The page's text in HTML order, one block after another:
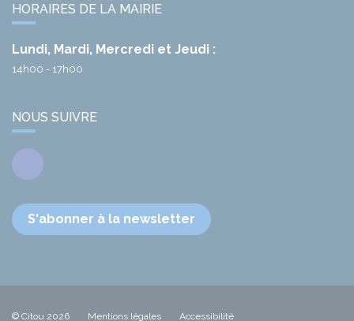
HORAIRES DE LA MAIRIE
Lundi, Mardi, Mercredi et Jeudi :
14h00 - 17h00
NOUS SUIVRE
Facebook
S'abonner à la newsletter
© Citou 2026 Mentions légales Accessibilité